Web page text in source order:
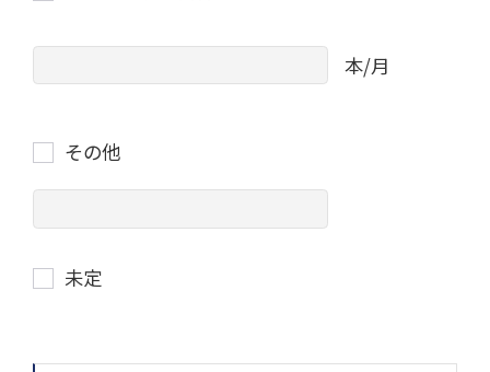
本/月
その他
未定